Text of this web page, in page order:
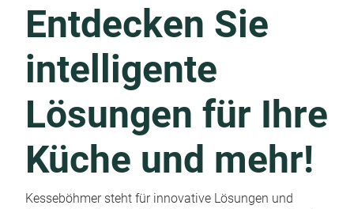
Entdecken Sie
intelligente
Lösungen für Ihre
Küche und mehr!
Kesseböhmer steht für innovative Lösungen und